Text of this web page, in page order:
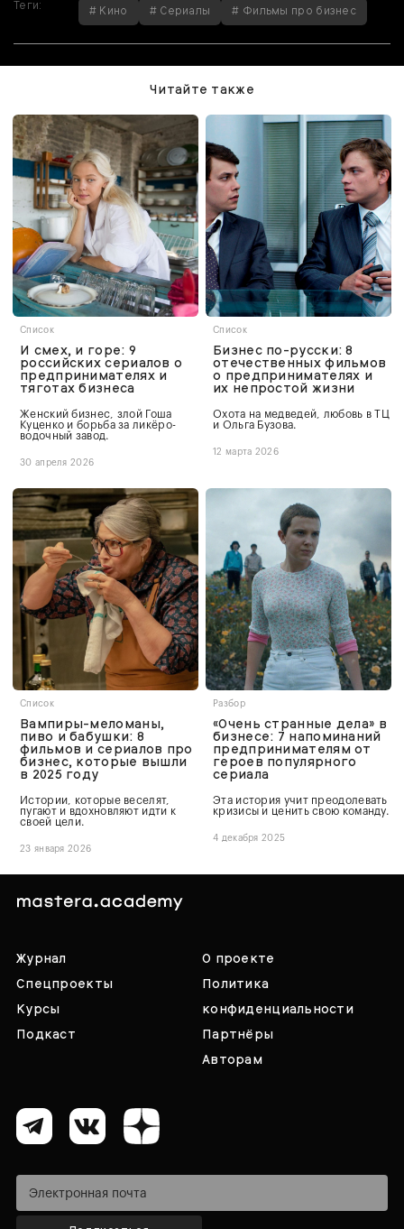
Теги: # Кино # Сериалы # Фильмы про бизнес
Читайте также
Список
И смех, и горе: 9
российских сериалов о
предпринимателях и
тяготах бизнеса
Женский бизнес, злой Гоша
Куценко и борьба за ликёро-
водочный завод.
30 апреля 2026
Список
Бизнес по-русски: 8
отечественных фильмов
о предпринимателях и
их непростой жизни
Охота на медведей, любовь в ТЦ
и Ольга Бузова.
12 марта 2026
Список
Вампиры-меломаны,
пиво и бабушки: 8
фильмов и сериалов про
бизнес, которые вышли
в 2025 году
Истории, которые веселят,
пугают и вдохновляют идти к
своей цели.
23 января 2026
Разбор
«Очень странные дела» в
бизнесе: 7 напоминаний
предпринимателям от
героев популярного
сериала
Эта история учит преодолевать
кризисы и ценить свою команду.
4 декабря 2025
Журнал
Спецпроекты
Курсы
Подкаст
О проекте
Политика
конфиденциальности
Партнёры
Авторам